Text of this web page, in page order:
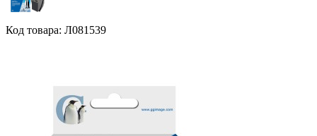
Код товара: Л081539